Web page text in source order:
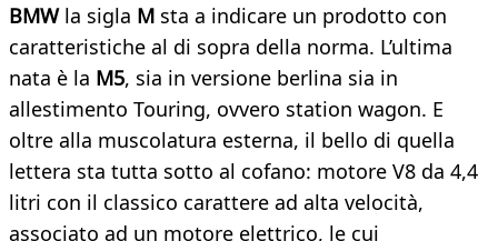
BMWla sigla M sta a indicare un prodotto con
caratteristiche al di sopra della norma. L’ultima
nata è la M5, sia in versione berlina sia in
allestimento Touring, ovvero station wagon. E
oltre alla muscolatura esterna, il bello di quella
lettera sta tutta sotto al cofano: motore V8 da 4,4
litri con il classico carattere ad alta velocità,
associato ad un motore elettrico, le cui